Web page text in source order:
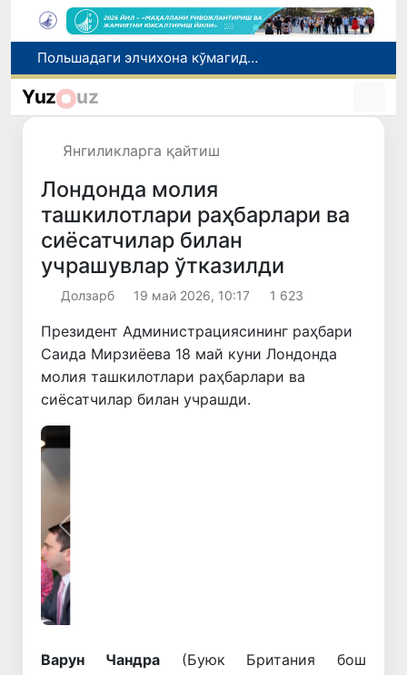
Наманган шаҳрининг собиқ ҳокими Анвар Отаходжаевга нисбатан 11 йилга озодликдан маҳрум қилиш жазоси тайинланди
Самарқандда юк машинаси йўл-транспорт ҳодисасига учради, оқибатда ҳайдовчи ҳалок бўлди
Yuz uz
Янгиликларга қайтиш
Лондонда молия
ташкилотлари раҳбарлари ва
сиёсатчилар билан
учрашувлар ўтказилди
Долзарб 19 май 2026, 10:17 1 623
Президент Администрациясининг раҳбари
Саида Мирзиёева 18 май куни Лондонда
молия ташкилотлари раҳбарлари ва
сиёсатчилар билан учрашди.
Олдинги
Варун Чандра(Буюк Британия бош